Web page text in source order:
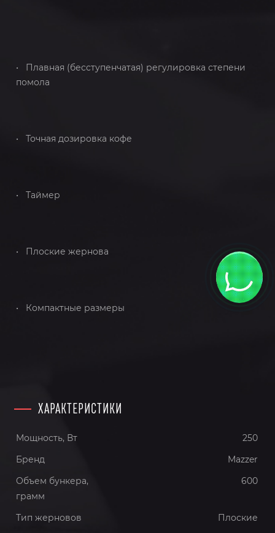
• Плавная (бесступенчатая) регулировка степени
помола
• Точная дозировка кофе
• Таймер
• Плоские жернова
• Компактные размеры
ХАРАКТЕРИСТИКИ
Мощность, Вт
250
Бренд
Mazzer
Объем бункера,
грамм
600
Тип жерновов
Плоские